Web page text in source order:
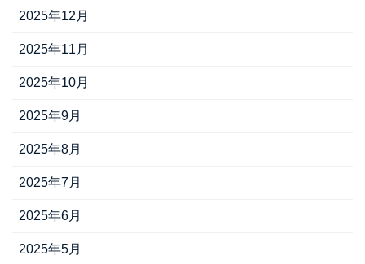
2025年12月
2025年11月
2025年10月
2025年9月
2025年8月
2025年7月
2025年6月
2025年5月